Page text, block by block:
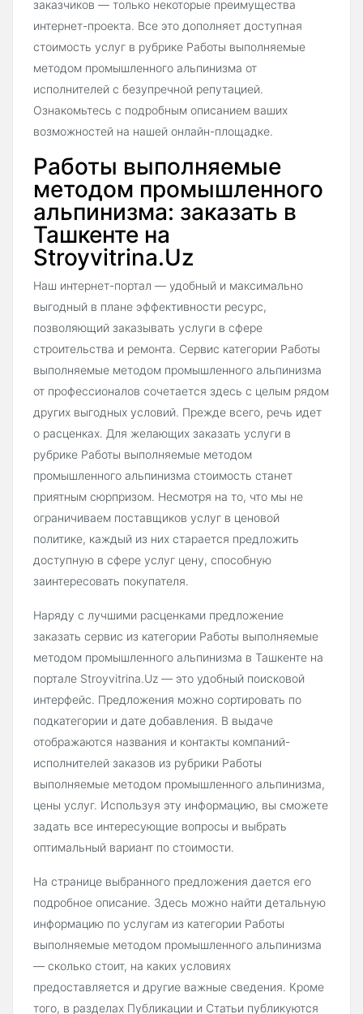
заказчиков — только некоторые преимущества
интернет-проекта. Все это дополняет доступная
стоимость услуг в рубрике Работы выполняемые
методом промышленного альпинизма от
исполнителей с безупречной репутацией.
Ознакомьтесь с подробным описанием ваших
возможностей на нашей онлайн-площадке.
Работы выполняемые
методом промышленного
альпинизма: заказать в
Ташкенте на
Stroyvitrina.Uz
Наш интернет-портал — удобный и максимально
выгодный в плане эффективности ресурс,
позволяющий заказывать услуги в сфере
строительства и ремонта. Сервис категории Работы
выполняемые методом промышленного альпинизма
от профессионалов сочетается здесь с целым рядом
других выгодных условий. Прежде всего, речь идет
о расценках. Для желающих заказать услуги в
рубрике Работы выполняемые методом
промышленного альпинизма стоимость станет
приятным сюрпризом. Несмотря на то, что мы не
ограничиваем поставщиков услуг в ценовой
политике, каждый из них старается предложить
доступную в сфере услуг цену, способную
заинтересовать покупателя.
Наряду с лучшими расценками предложение
заказать сервис из категории Работы выполняемые
методом промышленного альпинизма в Ташкенте на
портале Stroyvitrina.Uz — это удобный поисковой
интерфейс. Предложения можно сортировать по
подкатегории и дате добавления. В выдаче
отображаются названия и контакты компаний-
исполнителей заказов из рубрики Работы
выполняемые методом промышленного альпинизма,
цены услуг. Используя эту информацию, вы сможете
задать все интересующие вопросы и выбрать
оптимальный вариант по стоимости.
На странице выбранного предложения дается его
подробное описание. Здесь можно найти детальную
информацию по услугам из категории Работы
выполняемые методом промышленного альпинизма
— сколько стоит, на каких условиях
предоставляется и другие важные сведения. Кроме
того, в разделах Публикации и Статьи публикуются